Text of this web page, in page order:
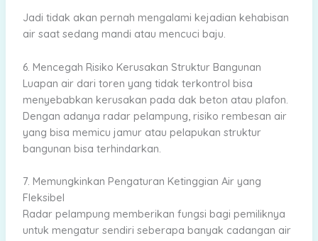
Jadi tidak akan pernah mengalami kejadian kehabisan
air saat sedang mandi atau mencuci baju.
6. Mencegah Risiko Kerusakan Struktur Bangunan
Luapan air dari toren yang tidak terkontrol bisa
menyebabkan kerusakan pada dak beton atau plafon.
Dengan adanya radar pelampung, risiko rembesan air
yang bisa memicu jamur atau pelapukan struktur
bangunan bisa terhindarkan.
7. Memungkinkan Pengaturan Ketinggian Air yang
Fleksibel
Radar pelampung memberikan fungsi bagi pemiliknya
untuk mengatur sendiri seberapa banyak cadangan air